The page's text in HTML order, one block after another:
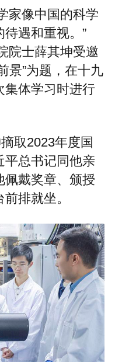
家像中国的科学
遇和重视。”
院士薛其坤受邀
景”为题，在十九
集体学习时进行
取2023年度国
平总书记同他亲
佩戴奖章、颁授
排就坐。